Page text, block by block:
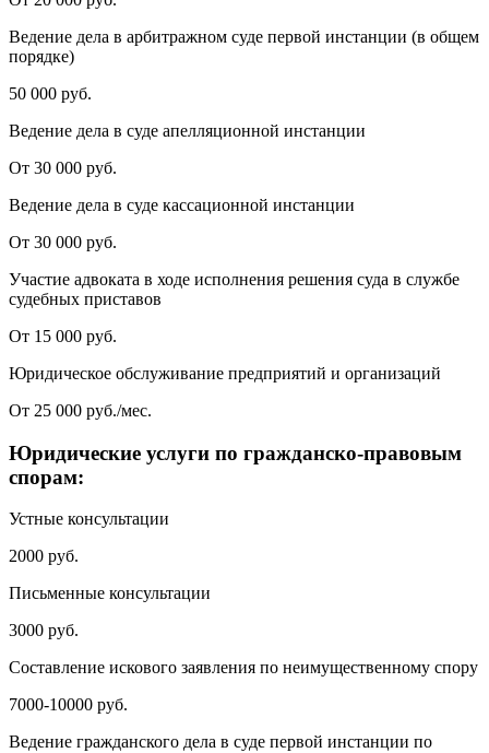
Ведение дела в арбитражном суде первой инстанции (в общем
порядке)
50 000 руб.
Ведение дела в суде апелляционной инстанции
От 30 000 руб.
Ведение дела в суде кассационной инстанции
От 30 000 руб.
Участие адвоката в ходе исполнения решения суда в службе
судебных приставов
От 15 000 руб.
Юридическое обслуживание предприятий и организаций
От 25 000 руб./мес.
Юридические услуги по гражданско-правовым
спорам:
Устные консультации
2000 руб.
Письменные консультации
3000 руб.
Составление искового заявления по неимущественному спору
7000-10000 руб.
Ведение гражданского дела в суде первой инстанции по